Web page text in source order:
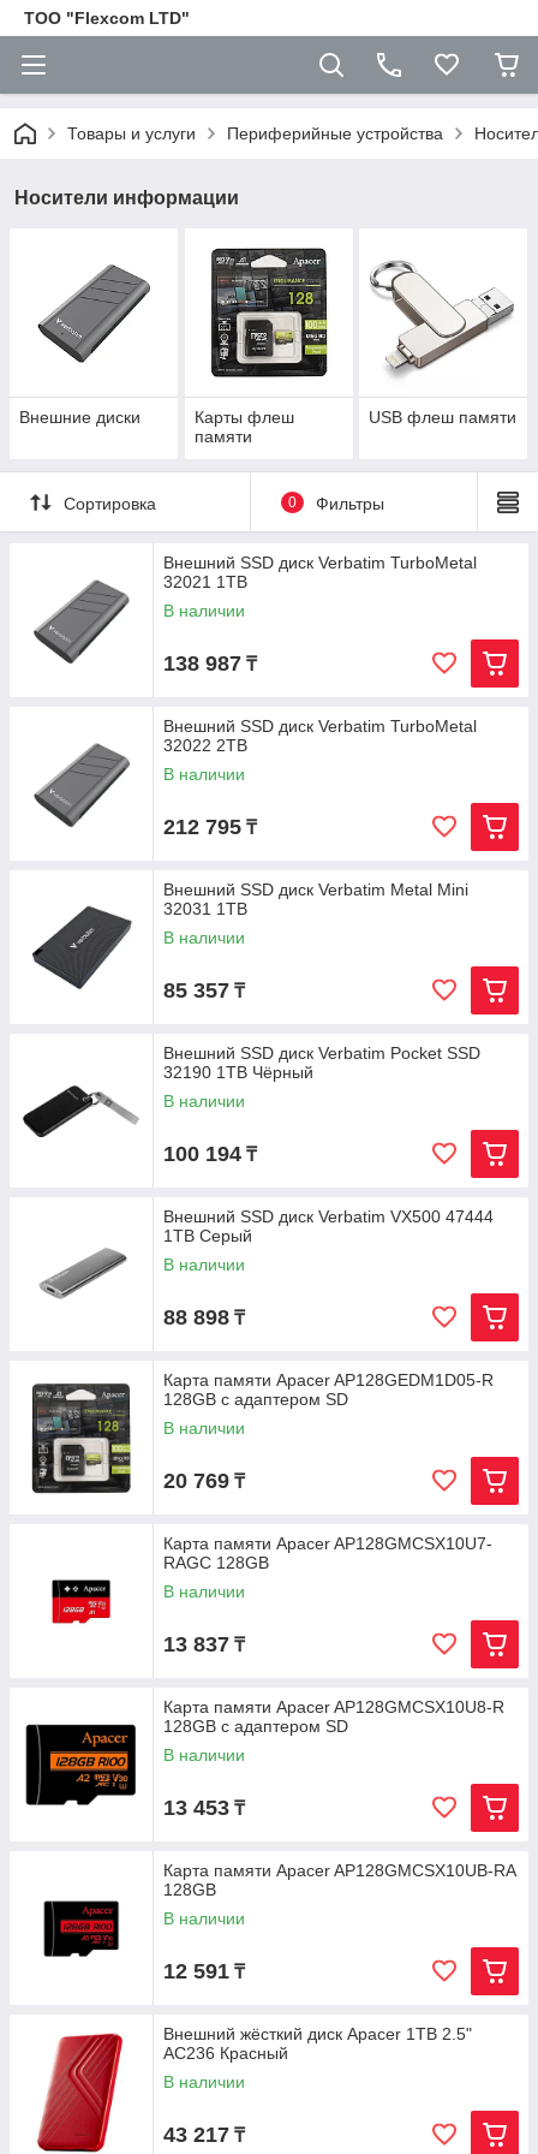
ТОО "Flexcom LTD"
Товары и услуги Периферийные устройства
Носители информации
Внешние диски
Карты флеш
памяти
USB флеш памяти
Сортировка 0 Фильтры
Внешний SSD диск Verbatim TurboMetal
32021 1TB
В наличии
138 987 ₸
Внешний SSD диск Verbatim TurboMetal
32022 2TB
В наличии
212 795 ₸
Внешний SSD диск Verbatim Metal Mini
32031 1TB
В наличии
85 357 ₸
Внешний SSD диск Verbatim Pocket SSD
32190 1TB Чёрный
В наличии
100 194 ₸
Внешний SSD диск Verbatim VX500 47444
1TB Серый
В наличии
88 898 ₸
Карта памяти Apacer AP128GEDM1D05-R
128GB с адаптером SD
В наличии
20 769 ₸
Карта памяти Apacer AP128GMCSX10U7-
RAGC 128GB
В наличии
13 837 ₸
Карта памяти Apacer AP128GMCSX10U8-R
128GB с адаптером SD
В наличии
13 453 ₸
Карта памяти Apacer AP128GMCSX10UB-RA
128GB
В наличии
12 591 ₸
Внешний жёсткий диск Apacer 1TB 2.5"
AC236 Красный
В наличии
43 217 ₸